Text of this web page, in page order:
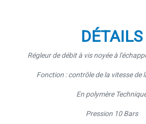
DÉTAILS
Régleur de débit à vis noyée à
Fonction : contrôle de la vitesse de
En polymère
Pression 10 Bars